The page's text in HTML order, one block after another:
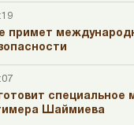
примет
специальное
Шаймиева